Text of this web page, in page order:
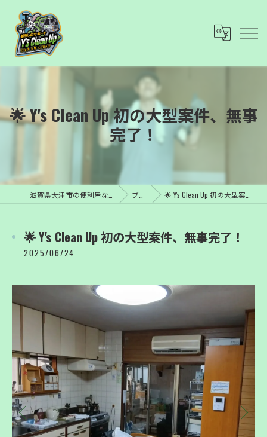
🌟 Y's Clean Up 初の大型案件、無事
完了！
ブログ 🌟 Y's Clean Up 初の大型案件、無事完了！
🌟 Y's Clean Up 初の大型案件、無事完了！
2025/06/24